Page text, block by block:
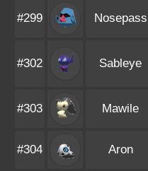
#299 Nosepass
#302 Sableye
#303 Mawile
#304 Aron